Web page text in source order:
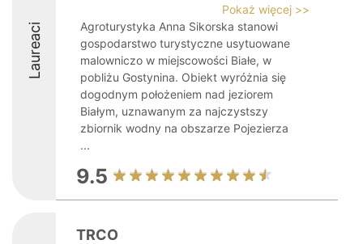
Laureaci
Pokaż więcej >>
Agroturystyka Anna Sikorska stanowi
gospodarstwo turystyczne usytuowane
malowniczo w miejscowości Białe, w
pobliżu Gostynina. Obiekt wyróżnia się
dogodnym położeniem nad jeziorem
Białym, uznawanym za najczystszy
zbiornik wodny na obszarze Pojezierza
...
9.5
TRCO